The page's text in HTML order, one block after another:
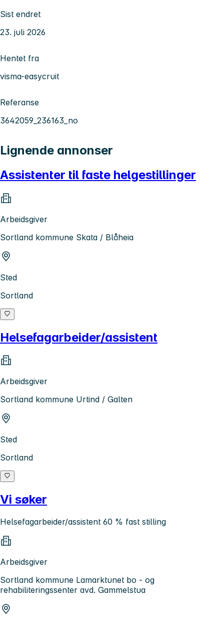
Sist endret
23. juli 2026
Hentet fra
visma-easycruit
Referanse
3642059_236163_no
Lignende annonser
Assistenter til faste helgestillinger
Arbeidsgiver
Sortland kommune Skata / Blåheia
Sted
Sortland
Helsefagarbeider/assistent
Arbeidsgiver
Sortland kommune Urtind / Galten
Sted
Sortland
Vi søker
Helsefagarbeider/assistent 60 % fast stilling
Arbeidsgiver
Sortland kommune Lamarktunet bo - og
rehabiliteringssenter avd. Gammelstua